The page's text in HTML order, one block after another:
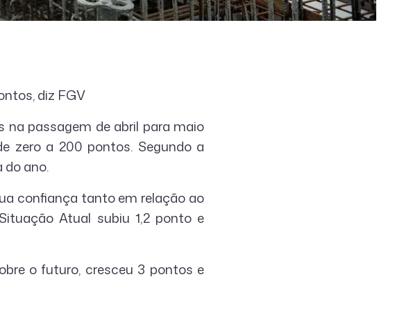
diz FGV
na passagem de abril para maio
zero a 200 pontos. Segundo a
do ano.
confiança tanto em relação ao
Atual subiu 1,2 ponto e
o futuro, cresceu 3 pontos e